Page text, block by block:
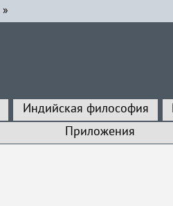
»
Индийская философия
Приложения